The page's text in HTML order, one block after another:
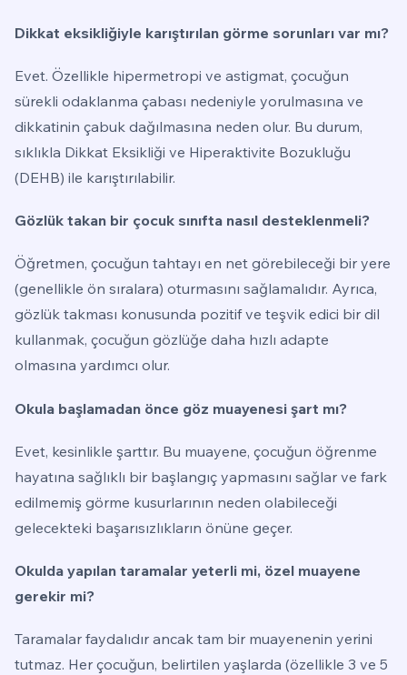
Dikkat eksikliğiyle karıştırılan görme sorunları var mı?
Evet. Özellikle hipermetropi ve astigmat, çocuğun
sürekli odaklanma çabası nedeniyle yorulmasına ve
dikkatinin çabuk dağılmasına neden olur. Bu durum,
sıklıkla Dikkat Eksikliği ve Hiperaktivite Bozukluğu
(DEHB) ile karıştırılabilir.
Gözlük takan bir çocuk sınıfta nasıl desteklenmeli?
Öğretmen, çocuğun tahtayı en net görebileceği bir yere
(genellikle ön sıralara) oturmasını sağlamalıdır. Ayrıca,
gözlük takması konusunda pozitif ve teşvik edici bir dil
kullanmak, çocuğun gözlüğe daha hızlı adapte
olmasına yardımcı olur.
Okula başlamadan önce göz muayenesi şart mı?
Evet, kesinlikle şarttır. Bu muayene, çocuğun öğrenme
hayatına sağlıklı bir başlangıç yapmasını sağlar ve fark
edilmemiş görme kusurlarının neden olabileceği
gelecekteki başarısızlıkların önüne geçer.
Okulda yapılan taramalar yeterli mi, özel muayene
gerekir mi?
Taramalar faydalıdır ancak tam bir muayenenin yerini
tutmaz. Her çocuğun, belirtilen yaşlarda (özellikle 3 ve 5